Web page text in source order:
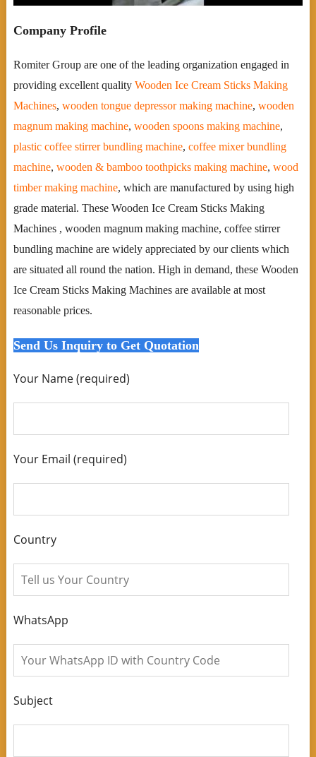
Company Profile
Romiter Group are one of the leading organization engaged in
providing excellent quality Wooden Ice Cream Sticks Making
Machines, wooden tongue depressor making machine, wooden
magnum making machine, wooden spoons making machine,
plastic coffee stirrer bundling machine, coffee mixer bundling
machine, wooden & bamboo toothpicks making machine, wood
timber making machine, which are manufactured by using high
grade material. These Wooden Ice Cream Sticks Making
Machines , wooden magnum making machine, coffee stirrer
bundling machine are widely appreciated by our clients which
are situated all round the nation. High in demand, these Wooden
Ice Cream Sticks Making Machines are available at most
reasonable prices.
Send Us Inquiry to Get Quotation
Your Name (required)
Your Email (required)
Country
WhatsApp
Subject